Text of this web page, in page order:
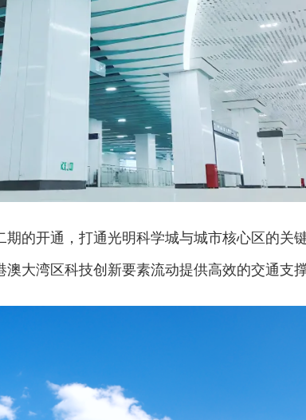
期的开通，打通光明科学城与城市核心区的关
澳大湾区科技创新要素流动提供高效的交通支撑